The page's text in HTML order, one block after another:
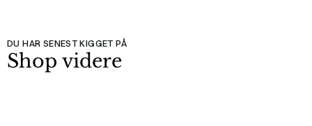
DU HAR SENEST KIGGET PÅ
Shop videre